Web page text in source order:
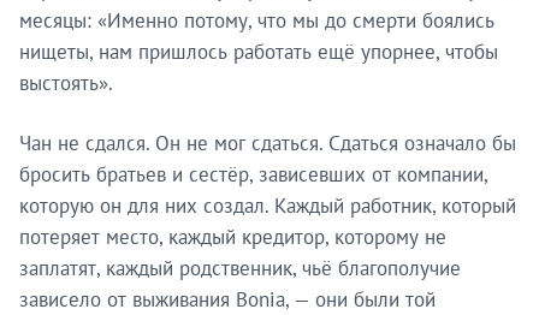
месяцы: «Именно потому, что мы до смерти боялись
нищеты, нам пришлось работать ещё упорнее, чтобы
выстоять».
Чан не сдался. Он не мог сдаться. Сдаться означало бы
бросить братьев и сестёр, зависевших от компании,
которую он для них создал. Каждый работник, который
потеряет место, каждый кредитор, которому не
заплатят, каждый родственник, чьё благополучие
зависело от выживания Bonia, — они были той